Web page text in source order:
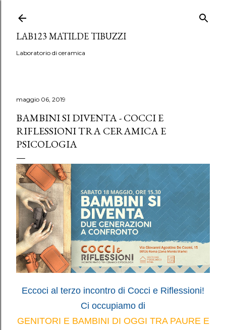
LAB123 MATILDE TIBUZZI
Laboratorio di ceramica
maggio 06, 2019
BAMBINI SI DIVENTA - COCCI E
RIFLESSIONI TRA CERAMICA E
PSICOLOGIA
Eccoci al terzo incontro di Cocci e Riflessioni!
Ci occupiamo di
GENITORI E BAMBINI DI OGGI TRA PAURE E